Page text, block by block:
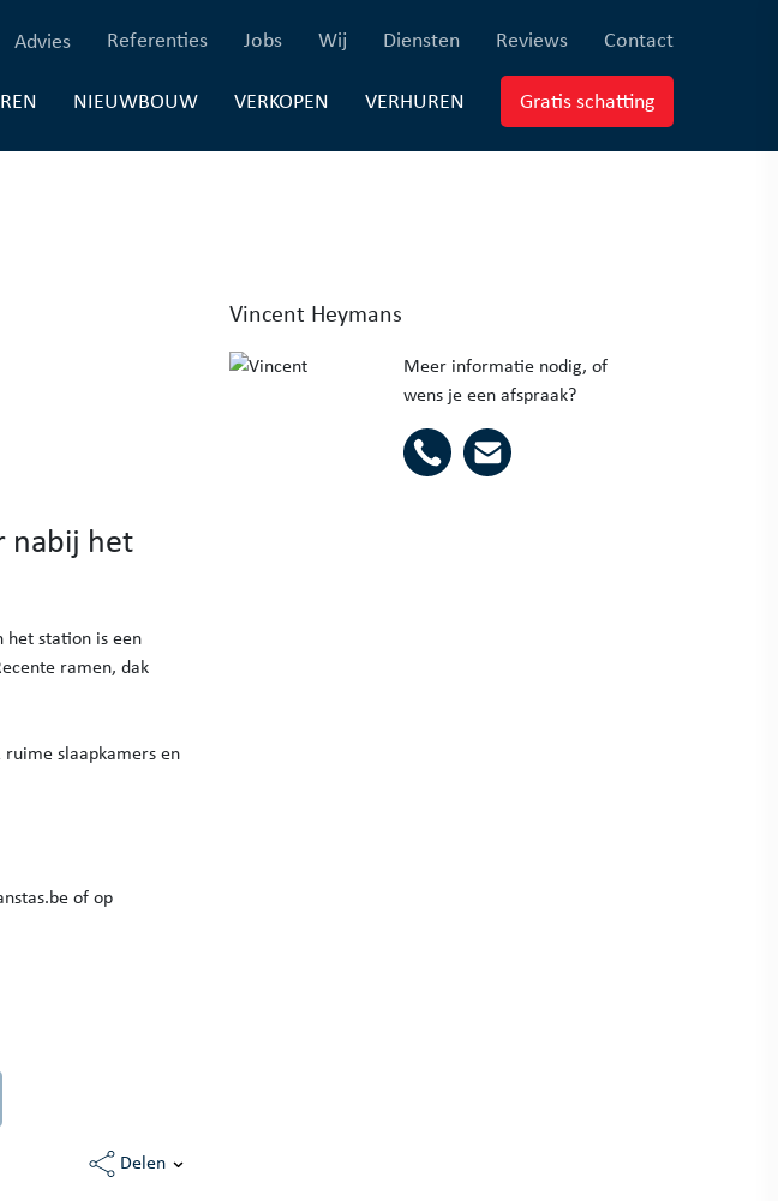
Advies Referenties(Referenties)
Jobs(Jobs)Wij (Wij)Diensten(Diensten)
Reviews(Reviews)
Contact(Contact)
(HUREN)
NIEUWBOUW(NIEUWBOUW)
VERKOPEN (VERKOPEN)
VERHUREN (VERHUREN)
Gratis schatting(Gratis
nabij het
het station is een
ramen, dak
slaapkamers en
of op
Delen
Vincent Heymans
Meer informatie nodig, of
wens je een afspraak?